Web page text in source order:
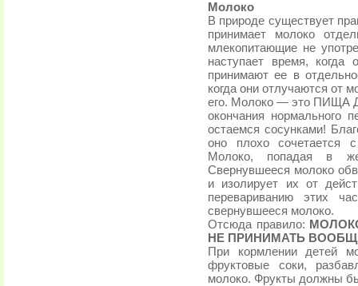
Молоко
В природе существует
принимает молоко
млекопитающие не
наступает время,
принимают ее в
когда они отлучаются от
его. Молоко — это ПИЩА
окончания нормального
остаемся сосунками!
оно плохо сочетается
Молоко, попадая в
Свернувшееся молоко
и изолирует их от
перевариванию этих
свернувшееся молоко.
Отсюда правило:
НЕ ПРИНИМАТЬ
При кормлении детей
фруктовые соки,
молоко. Фрукты должны